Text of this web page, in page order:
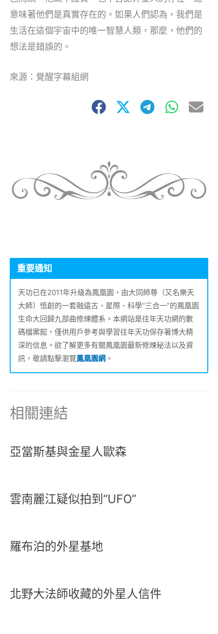
意味著他們是真實存在的。如果人們認為，我們是
生活在這個宇宙中的唯一智慧人類，那麼，他們的
想法是錯誤的。
來源：覺醒字幕組網
重要通知
天功已在2011年升級為鳳凰園，由大同師尊（又名樂天
大師）悟創的一套融遠古、星際、科學“三合一”的鳳凰園
生命大回歸九部曲修煉體系。本網站是往年天功網的數
碼檔案館，僅供用戶參考與學習往年天功保存著博大精
深的信息。欲了解更多有關鳳凰園最新修煉秘法以及資
訊，敬請點擊瀏覽鳳凰園網 。
相關連結
亞當斯基與金星人歐森
雲南麗江疑似拍到“UFO”
羅布泊的外星基地
北野大法師收藏的外星人信件